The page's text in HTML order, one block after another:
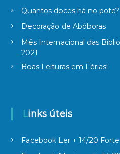
Quantos doces há no pote?
Decoração de Abóboras
Mês Internacional das
2021
Boas Leituras em Férias!
Links úteis
Facebook Ler + 14/20 Forte